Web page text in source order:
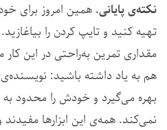
نکته‌ی پایانی. همین امروز برای
تهیه کنید و تایپ کردن را
مقداری تمرین به‌راحتی در این
هم به یاد داشته باشید: نویسنده‌ی
بهره می‌گیرد و خودش را محدود به
نمی‌کند. همه‌ی این ابزارها